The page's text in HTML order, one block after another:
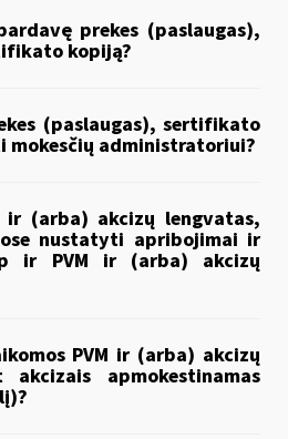
prekes (paslaugas),
kopiją?
(paslaugas), sertifikato
administratoriui?
(arba) akcizų lengvatas,
nustatyti apribojimai ir
ir PVM ir (arba) akcizų
PVM ir (arba) akcizų
apmokestinamas